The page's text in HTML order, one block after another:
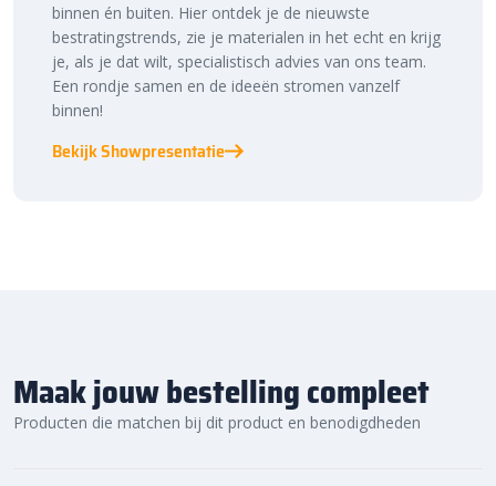
binnen én buiten. Hier ontdek je de nieuwste
bestratingstrends, zie je materialen in het echt en krijg
je, als je dat wilt, specialistisch advies van ons team.
Een rondje samen en de ideeën stromen vanzelf
binnen!
Bekijk Showpresentatie
Maak jouw bestelling compleet
Producten die matchen bij dit product en benodigdheden